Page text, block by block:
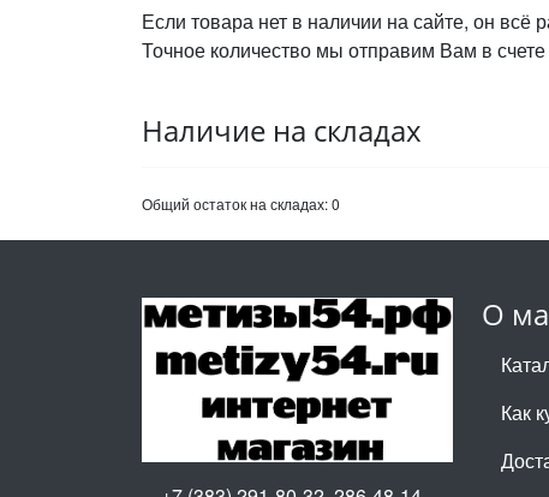
Если товара нет в наличии на сайте, он всё
Точное количество мы отправим Вам в
Наличие на складах
Общий остаток на складах:0
О
Как